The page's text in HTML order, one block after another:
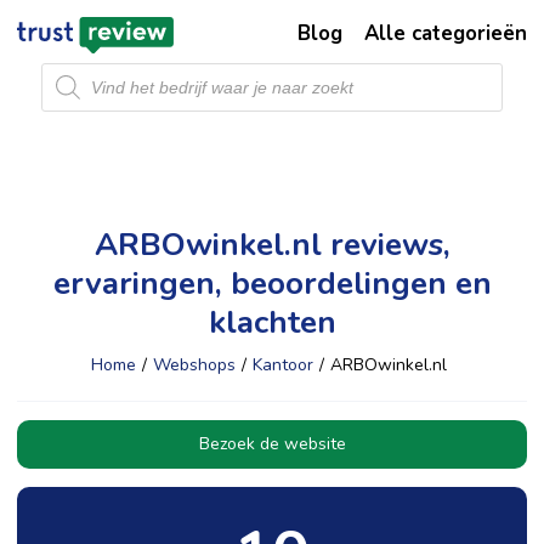
Producten
zoeken
Blog Alle categorieën
ARBOwinkel.nl reviews,
ervaringen, beoordelingen en
klachten
Home / Webshops / Kantoor / ARBOwinkel.nl
Bezoek de website